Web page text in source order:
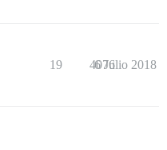
19 4076
6 Julio 2018